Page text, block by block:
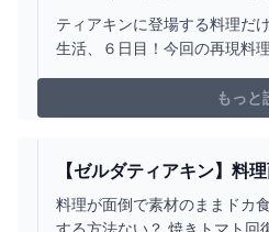
ます！ ティアキングルメ旅！【ティアキン】【ゆ
っくり実況】 - YOUTUBE
ティアキンに登場する料理だ
生活、６日目！今回の再現料
博士のツイッター：
記のサイト様より音楽をお
もっと
【ゼルダティアキン】料
派。 – ゲーム攻略のかけら
料理が面倒で素材のままドカ